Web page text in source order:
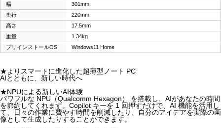
幅
301mm
奥行
220mm
高さ
17.5mm
重量
1.34kg
プリインストールOS
Windows11 Home
★よりスマートに進化した超薄型ノート PC
AIとともに、新しい時代へ
★NPUによる新しいAI体験
パワフルな NPU（Qualcomm Hexagon） を搭載し、AIがあなたの時間
を節約してくれます。Copilot キーを 1 回押すだけで、AI 機能を活用し
て、日々の作業に費やす時間を削減したり、自分のアイデアを実際の画
像として生成したりすることができます。